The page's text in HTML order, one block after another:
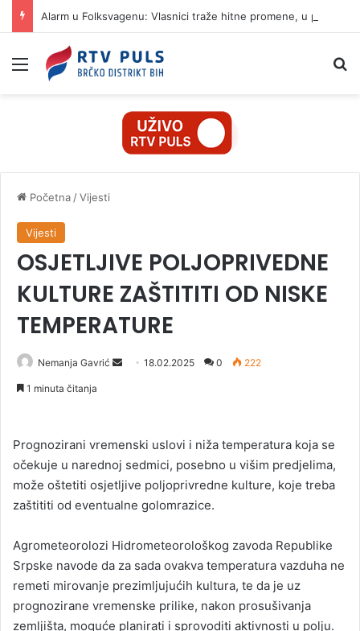
Izbornik
Početna /Vijesti
Vijesti
OSJETLJIVE POLJOPRIVEDNE
KULTURE ZAŠTITITI OD NISKE
TEMPERATURE
Nemanja Gavrić
a
e
18.02.2025 0 222
1 minuta čitanja
Prognozirani vremenski uslovi i niža temperatura koja se
očekuje u narednoj sedmici, posebno u višim predjelima,
može oštetiti osjetljive poljoprivredne kulture, koje treba
zaštititi od eventualne golomrazice.
Agrometeorolozi Hidrometeorološkog zavoda Republike
Srpske navode da za sada ovakva temperatura vazduha ne
remeti mirovanje prezimljujućih kultura, te da je uz
prognozirane vremenske prilike, nakon prosušivanja
zemljišta, moguće planirati i sprovoditi aktivnosti u polju.